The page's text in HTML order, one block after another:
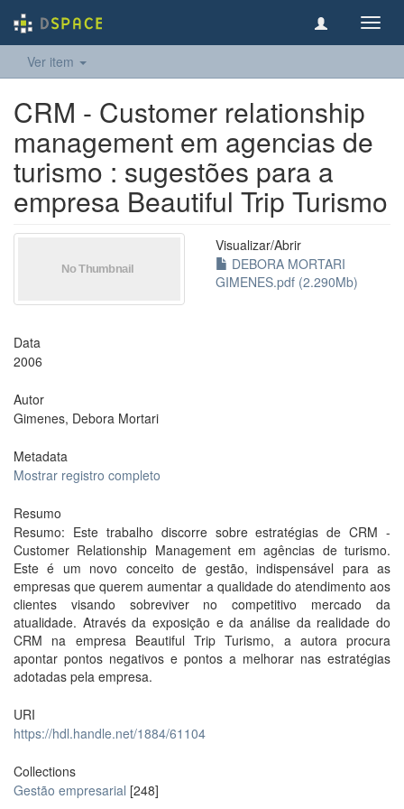
Ver item
CRM - Customer relationship
management em agencias de
turismo : sugestões para a
empresa Beautiful Trip Turismo
Visualizar/Abrir
DEBORA MORTARI
GIMENES.pdf (2.290Mb)
Data
2006
Autor
Gimenes, Debora Mortari
Metadata
Mostrar registro completo
Resumo
Resumo: Este trabalho discorre sobre estratégias de CRM -
Customer Relationship Management em agências de turismo.
Este é um novo conceito de gestão, indispensável para as
empresas que querem aumentar a qualidade do atendimento aos
clientes visando sobreviver no competitivo mercado da
atualidade. Através da exposição e da análise da realidade do
CRM na empresa Beautiful Trip Turismo, a autora procura
apontar pontos negativos e pontos a melhorar nas estratégias
adotadas pela empresa.
URI
https://hdl.handle.net/1884/61104
Collections
Gestão empresarial [248]